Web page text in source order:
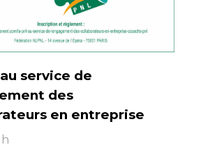
service de
des
en entreprise